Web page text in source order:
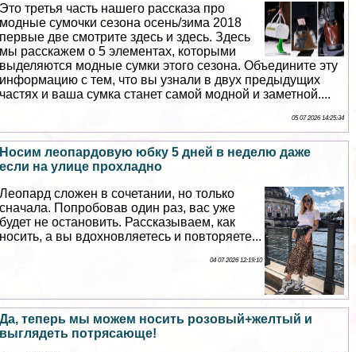
Это третья часть нашего рассказа про
модные сумочки сезона осень/зима 2018
первые две смотрите здесь и здесь. Здесь
мы расскажем о 5 элементах, которыми
выделяются модные сумки этого сезона. Объедините эту
информацию с тем, что вы узнали в двух предыдущих
частях и ваша сумка станет самой модной и заметной....
05 07 2026 14:25:34
Носим леопардовую юбку 5 дней в неделю даже
если на улице прохладно
Леопард сложен в сочетании, но только
сначала. Попробовав один раз, вас уже
будет не остановить. Рассказываем, как
носить, а вы вдохновляетесь и повторяете...
04 07 2026 12:19:10
Да, теперь мы можем носить розовый+желтый и
выглядеть потрясающе!